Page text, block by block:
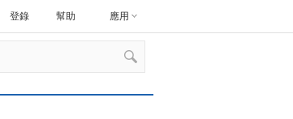
幫助 應用
登錄